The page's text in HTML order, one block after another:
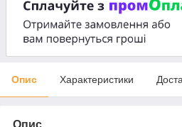
Опис Характеристики